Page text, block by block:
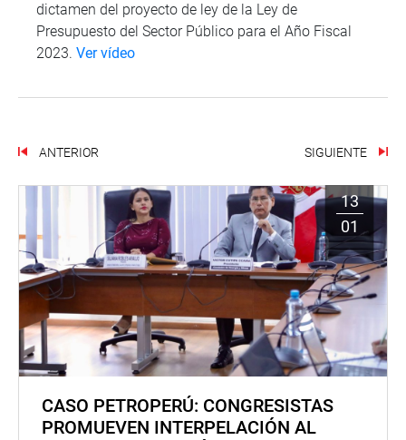
dictamen del proyecto de ley de la Ley de
Presupuesto del Sector Público para el Año Fiscal
2023. Ver vídeo
ANTERIOR SIGUIENTE
13
01
CASO PETROPERÚ: CONGRESISTAS
PROMUEVEN INTERPELACIÓN AL